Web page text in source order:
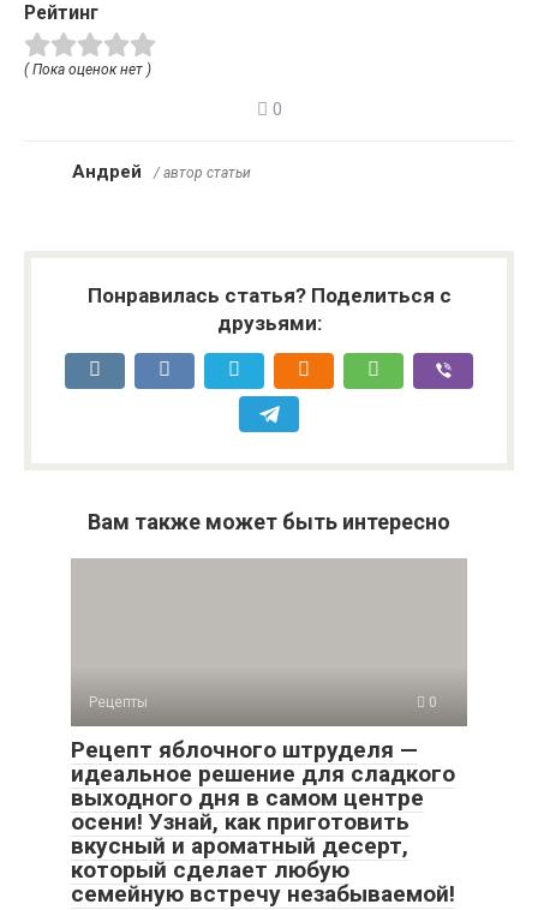
Рейтинг
( Пока оценок нет )
0
Андрей / автор статьи
Понравилась статья? Поделиться с
друзьями:
Вам также может быть интересно
Рецепты 0
Рецепт яблочного штруделя —
идеальное решение для сладкого
выходного дня в самом центре
осени! Узнай, как приготовить
вкусный и ароматный десерт,
который сделает любую
семейную встречу незабываемой!